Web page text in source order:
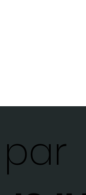
par